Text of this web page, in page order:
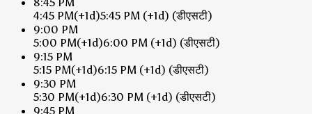
4:45 PM(+1d)5:45 PM (+1d) (डीएसटी)
9:00 PM
5:00 PM(+1d)6:00 PM (+1d) (डीएसटी)
9:15 PM
5:15 PM(+1d)6:15 PM (+1d) (डीएसटी)
9:30 PM
5:30 PM(+1d)6:30 PM (+1d) (डीएसटी)
9:45 PM